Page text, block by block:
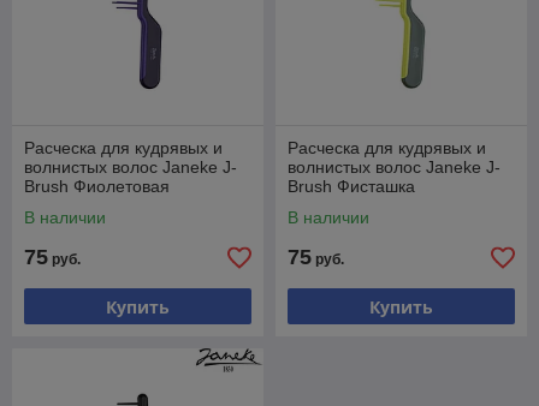
Расческа для кудрявых и
волнистых волос Janeke J-
Brush Фиолетовая
В наличии
75 руб.
Купить
Расческа для кудрявых и
волнистых волос Janeke J-
Brush Фисташка
В наличии
75 руб.
Купить